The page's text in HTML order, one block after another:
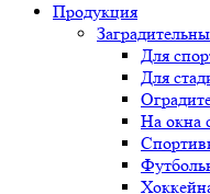
Продукция
Для
Для
На окна